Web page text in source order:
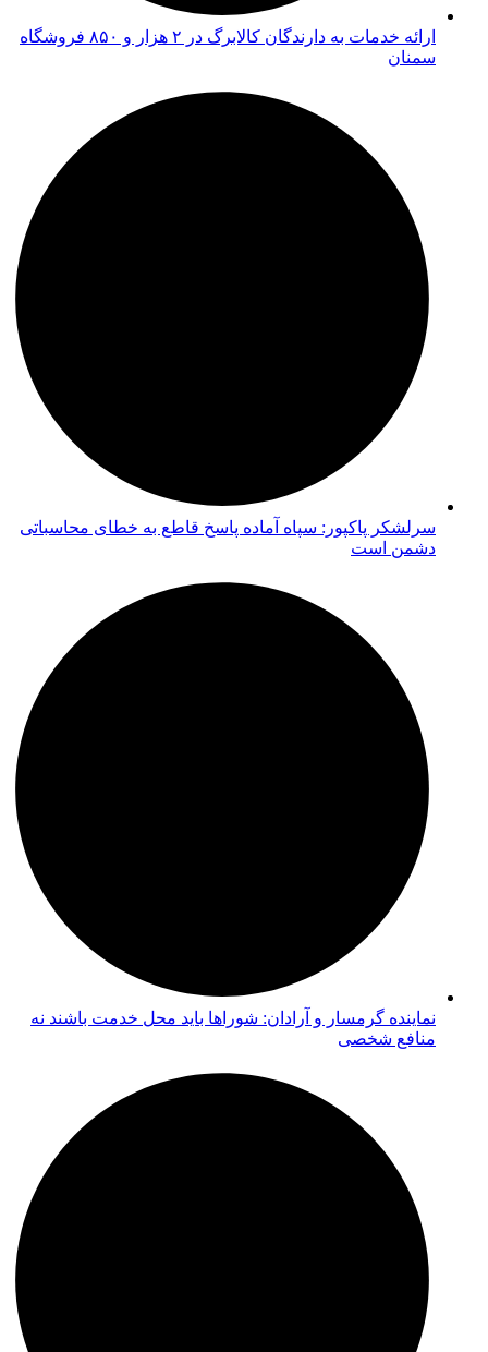
ارائه خدمات به دارندگان کالابرگ در ۲ هزار و ۸۵۰ فروشگاه
سمنان
سرلشکر پاکپور: سپاه آماده پاسخ قاطع به خطای محاسباتی
دشمن است
نماینده گرمسار و آرادان: شوراها باید محل خدمت باشند نه
منافع شخصی